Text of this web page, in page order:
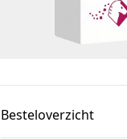
Besteloverzicht